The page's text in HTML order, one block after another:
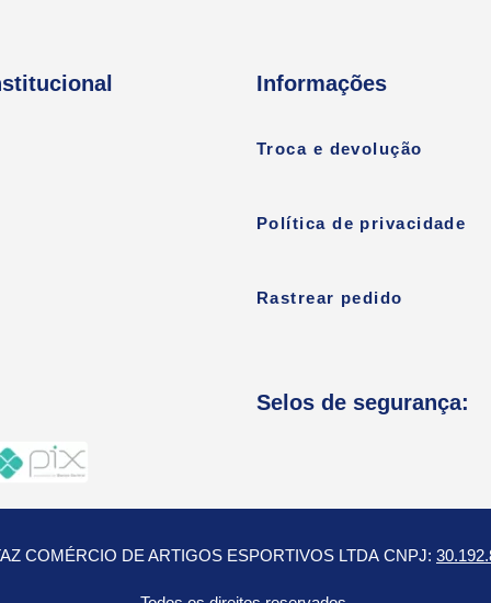
Informações
Troca e devolução
Política de privacidade
Rastrear pedido
Selos de segurança:
COMÉRCIO DE ARTIGOS ESPORTIVOS LTDA CNPJ: